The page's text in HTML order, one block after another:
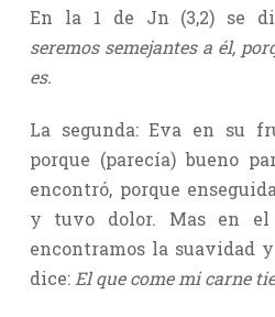
En la 1 de Jn (3,2) se
seremos semejantes a él,
es.
La segunda: Eva en su
porque (parecía) bueno
encontró, porque
y tuvo dolor. Mas en
encontramos la suavidad
dice: El que come mi carne